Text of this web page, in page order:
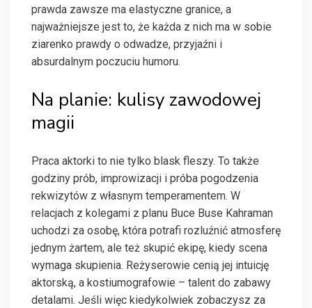
prawda zawsze ma elastyczne granice, a
najważniejsze jest to, że każda z nich ma w sobie
ziarenko prawdy o odwadze, przyjaźni i
absurdalnym poczuciu humoru.
Na planie: kulisy zawodowej
magii
Praca aktorki to nie tylko blask fleszy. To także
godziny prób, improwizacji i próba pogodzenia
rekwizytów z własnym temperamentem. W
relacjach z kolegami z planu Buce Buse Kahraman
uchodzi za osobę, która potrafi rozluźnić atmosferę
jednym żartem, ale też skupić ekipę, kiedy scena
wymaga skupienia. Reżyserowie cenią jej intuicję
aktorską, a kostiumografowie – talent do zabawy
detalami. Jeśli więc kiedykolwiek zobaczysz za